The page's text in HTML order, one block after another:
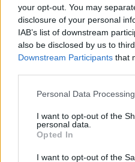
your opt-out. You may
disclosure of your personal
IAB’s list of downstream
also be disclosed by us to
Downstream Participants that
Please note that this website/
not limited to your visit or
grant or deny consent to
use your data for below
consent section.
Personal Data
I want to opt-out of the
personal data.
Opted In
I want to opt-out of the
Νέα Υόρκη: Στα
terre» του Μαμντάνι -
της
09.08.2026